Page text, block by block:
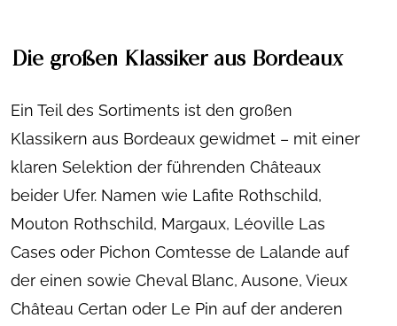
Die großen Klassiker aus Bordeaux
Ein Teil des Sortiments ist den großen
Klassikern aus Bordeaux gewidmet – mit einer
klaren Selektion der führenden Châteaux
beider Ufer. Namen wie Lafite Rothschild,
Mouton Rothschild, Margaux, Léoville Las
Cases oder Pichon Comtesse de Lalande auf
der einen sowie Cheval Blanc, Ausone, Vieux
Château Certan oder Le Pin auf der anderen